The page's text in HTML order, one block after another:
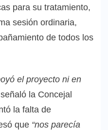
para su tratamiento,
sesión ordinaria,
de todos los
el proyecto ni en
la Concejal
la falta de
que “nos parecía